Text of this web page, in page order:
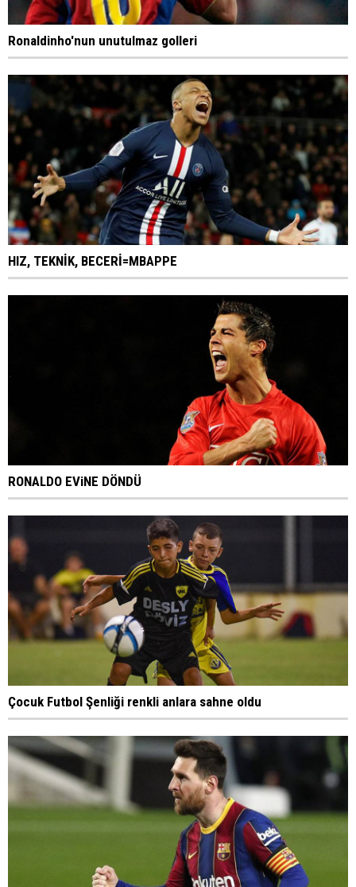
Ronaldinho'nun unutulmaz golleri
HIZ, TEKNİK, BECERİ=MBAPPE
RONALDO EViNE DÖNDÜ
Çocuk Futbol Şenliği renkli anlara sahne oldu